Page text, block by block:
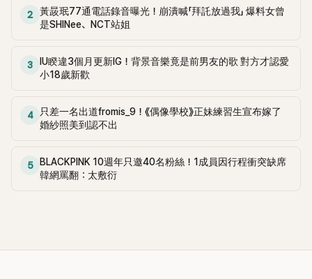
同一個樣子，而是學會欣賞差異、尊重彼此的節奏。
的話應該會非常可愛吧。」 此外，他也在去年3月的
MBC《Radio Star》中坦言：「很多人問我，像我這樣下半身癱瘓
了一場脫口秀討論，最終得到的結論是『夫妻關係是可以的』。
雖然這可能被視為冒犯，但我想透過影片以自然幽默的方式呈
苦與傷痛都讓弟弟忍不住流下了淚來。但直到哥哥遇到現在的
嫂嫂宋枝恩並分享了因某次意外事件，讓他可以把哥哥託付出
是用力過猛，造成哥哥不小心失禁，對此哥哥也有些尷尬地問
嫂嫂：『枝恩啊，你有沒有聞到一股味道』」接著弟弟便模仿起當
決方法「歐巴不要擔心，我先去把輪椅推過來，你先坐上輪椅，
如果有什麼問題我來處理」聽到這番話的弟弟也感動到，「也是
送去嫂嫂那邊了，慢走喔～」 此外弟弟還說到，當哥哥朴偉問他
「你認為『障礙』是什麼時？」弟弟則表示「是條把家人緊緊綁在一
2
黃晸珉77通電話錄音曝光！崩潰喊「拜託放過我」 爆料女曾
是SHINee、NCT站姐
3
IU睽違3個月更新IG！背景音樂竟是前男友的歌 對方才認愛
小18歲新歡
4
只差一名出道fromis_9！《偶像學校》正妹練習生宣布嫁了
婚紗照美到認不出
5
BLACKPINK 10週年只邀40名粉絲！1成員因行程衝突缺席
韓網罵翻：太敷衍